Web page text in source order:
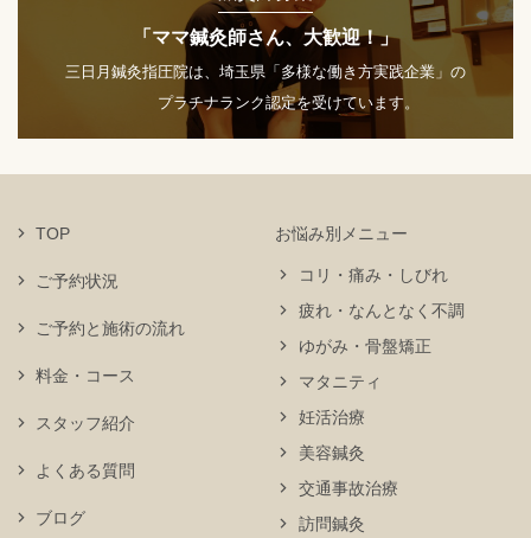
「ママ鍼灸師さん、大歓迎！」
三日月鍼灸指圧院は、埼玉県「多様な働き方実践企業」の
プラチナランク認定を受けています。
TOP
ご予約状況
お悩み別メニュー
コリ・痛み・しびれ
疲れ・なんとなく不調
ゆがみ・骨盤矯正
マタニティ
妊活治療
美容鍼灸
交通事故治療
訪問鍼灸
ご予約と施術の流れ
料金・コース
スタッフ紹介
よくある質問
ブログ